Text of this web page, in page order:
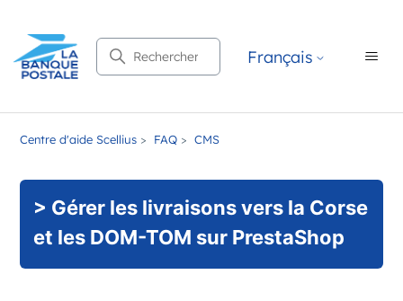
Recherche Français
Centre d'aide Scellius FAQ CMS
> Gérer les livraisons vers la Corse
et les DOM-TOM sur PrestaShop